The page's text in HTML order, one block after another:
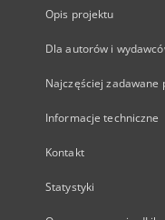
Opis projektu
Dla autorów i
Najczęściej zadawane
Informacje techniczne
Kontakt
Statystyki